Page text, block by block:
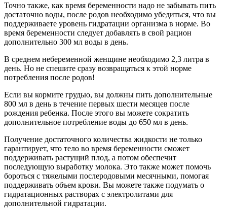
Точно также, как время беременности надо не забывать пить
достаточно воды, после родов необходимо убедиться, что вы
поддерживаете уровень гидратации организма в норме. Во
время беременности следует добавлять в свой рацион
дополнительно 300 мл воды в день.
В среднем небеременной женщине необходимо 2,3 литра в
день. Но не спешите сразу возвращаться к этой норме
потребления после родов!
Если вы кормите грудью, вы должны пить дополнительные
800 мл в день в течение первых шести месяцев после
рождения ребенка. После этого вы можете сократить
дополнительное потребление воды до 650 мл в день.
Получение достаточного количества жидкости не только
гарантирует, что тело во время беременности сможет
поддерживать растущий плод, а потом обеспечит
последующую выработку молока. Это также может помочь
бороться с тяжелыми послеродовыми месячными, помогая
поддерживать объем крови. Вы можете также подумать о
гидратационных растворах с электролитами для
дополнительной гидратации.